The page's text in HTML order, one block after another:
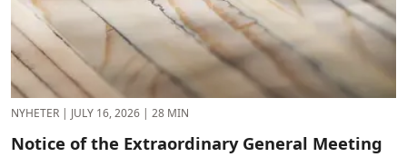
NYHETER | JULY 16, 2026 | 28 MIN
Notice of the Extraordinary General Meeting